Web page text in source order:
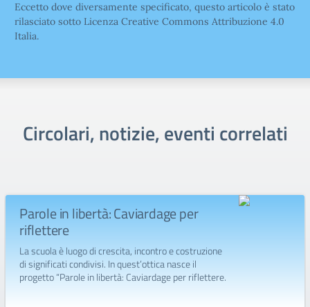
Eccetto dove diversamente specificato, questo articolo è stato
rilasciato sotto Licenza Creative Commons Attribuzione 4.0
Italia.
Circolari, notizie, eventi correlati
Parole in libertà: Caviardage per
riflettere
La scuola è luogo di crescita, incontro e costruzione
di significati condivisi. In quest’ottica nasce il
progetto “Parole in libertà: Caviardage per riflettere.